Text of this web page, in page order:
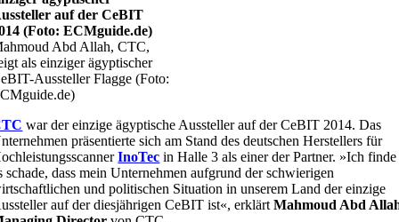
Abd Allah, CTC,
als einziger ägyptischer
Aussteller Flagge (Foto:
war der einzige ägyptische Aussteller auf der CeBIT 2014. Das
präsentierte sich am Stand des deutschen Herstellers für
InoTec in Halle 3 als einer der Partner. »Ich finde
schade, dass mein Unternehmen aufgrund der schwierigen
und politischen Situation in unserem Land der einzige
auf der diesjährigen CeBIT ist«, erklärtMahmoud Abd